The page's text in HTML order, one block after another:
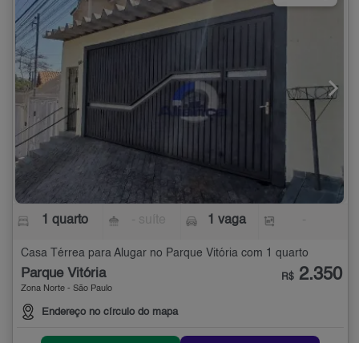
1 quarto 1 vaga
Casa Térrea para Alugar no Parque Vitória com 1 quarto
Parque Vitória
Zona Norte - São Paulo
Endereço no círculo do mapa
R$ 2.350